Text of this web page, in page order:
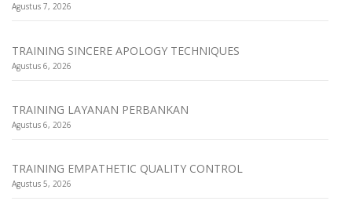
Agustus 7, 2026
TRAINING SINCERE APOLOGY TECHNIQUES
Agustus 6, 2026
TRAINING LAYANAN PERBANKAN
Agustus 6, 2026
TRAINING EMPATHETIC QUALITY CONTROL
Agustus 5, 2026